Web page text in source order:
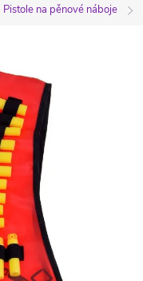
Pistole na pěnové náboje